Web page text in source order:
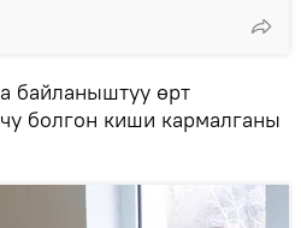
байланыштуу өрт
болгон киши кармалганы